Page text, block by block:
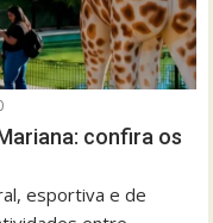
confira os
esportiva e de